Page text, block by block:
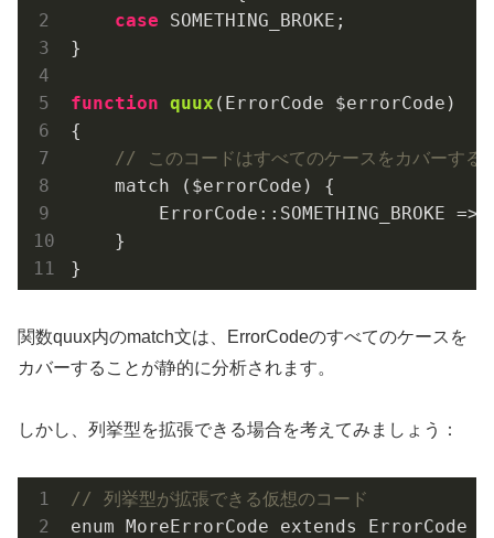
case SOMETHING_BROKE;
}
function quux (ErrorCode $errorCode)
{
// このコードはすべてのケースをカバーする
    match ($errorCode) {
        ErrorCode::SOMETHING_BROKE =>
    }
}
関数quux内のmatch文は、ErrorCodeのすべてのケースを
カバーすることが静的に分析されます。
しかし、列挙型を拡張できる場合を考えてみましょう：
// 列挙型が拡張できる仮想のコード
enum MoreErrorCode extends ErrorCode {